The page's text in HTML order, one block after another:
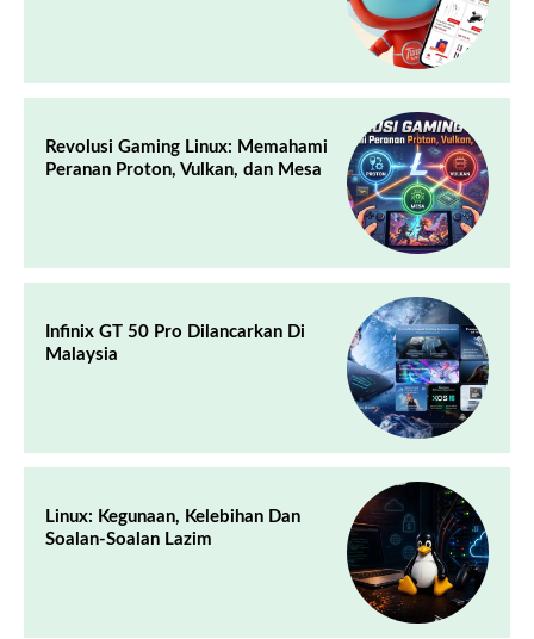
Revolusi Gaming Linux: Memahami
Peranan Proton, Vulkan, dan Mesa
Infinix GT 50 Pro Dilancarkan Di
Malaysia
Linux: Kegunaan, Kelebihan Dan
Soalan-Soalan Lazim